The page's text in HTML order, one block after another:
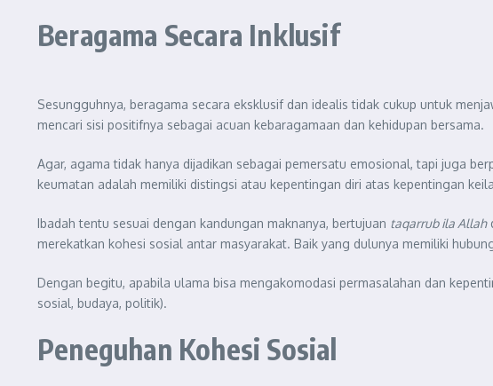
Beragama Secara Inklusif
Sesungguhnya, beragama secara eksklusif dan idealis tidak cukup untuk
mencari sisi positifnya sebagai acuan kebaragamaan dan kehidupan bersama.
Agar, agama tidak hanya dijadikan sebagai pemersatu emosional, tapi juga
keumatan adalah memiliki distingsi atau kepentingan diri atas kepentingan
Ibadah tentu sesuai dengan kandungan maknanya, bertujuan taqarrub ila Allah
merekatkan kohesi sosial antar masyarakat. Baik yang dulunya memiliki
Dengan begitu, apabila ulama bisa mengakomodasi permasalahan dan
sosial, budaya, politik).
Peneguhan Kohesi Sosial